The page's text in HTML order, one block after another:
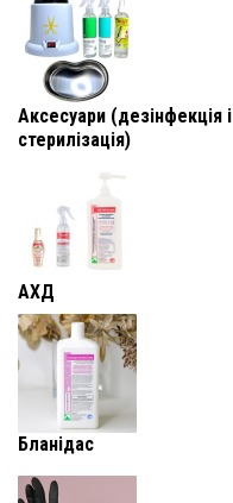
Аксесуари (дезінфекція і
стерилізація)
АХД
Бланідас